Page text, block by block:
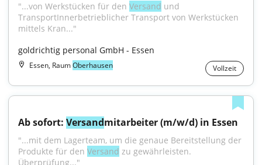
"...von Werkstücken für den Versand und
TransportInnerbetrieblicher Transport von Werkstücken
mittels Kran..."
goldrichtig personal GmbH - Essen
Essen, RaumOberhausen Vollzeit
Ab sofort: Versandmitarbeiter (m/w/d) in Essen
"...mit dem Lagerteam, um die genaue Bereitstellung der
Produkte für den Versand zu gewährleisten.
Überprüfung..."